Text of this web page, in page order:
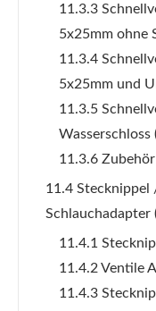
11.3.3
5x25mm ohne
11.3.4
5x25mm und
11.3.5
Wasserschloss
11.3.6
11.4
Schlauchadapter
11.4.1
11.4.2 Ventile
11.4.3